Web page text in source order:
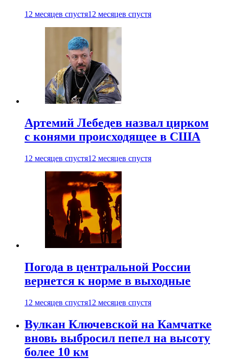
12 месяцев спустя12 месяцев спустя
Артемий Лебедев назвал цирком
с конями происходящее в США
12 месяцев спустя12 месяцев спустя
Погода в центральной России
вернется к норме в выходные
12 месяцев спустя12 месяцев спустя
Вулкан Ключевской на Камчатке
вновь выбросил пепел на высоту
более 10 км